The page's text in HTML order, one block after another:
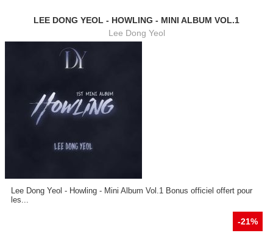
LEE DONG YEOL - HOWLING - MINI ALBUM VOL.1
Lee Dong Yeol
Lee Dong Yeol - Howling - Mini Album Vol.1 Bonus officiel offert pour
les...
-21%